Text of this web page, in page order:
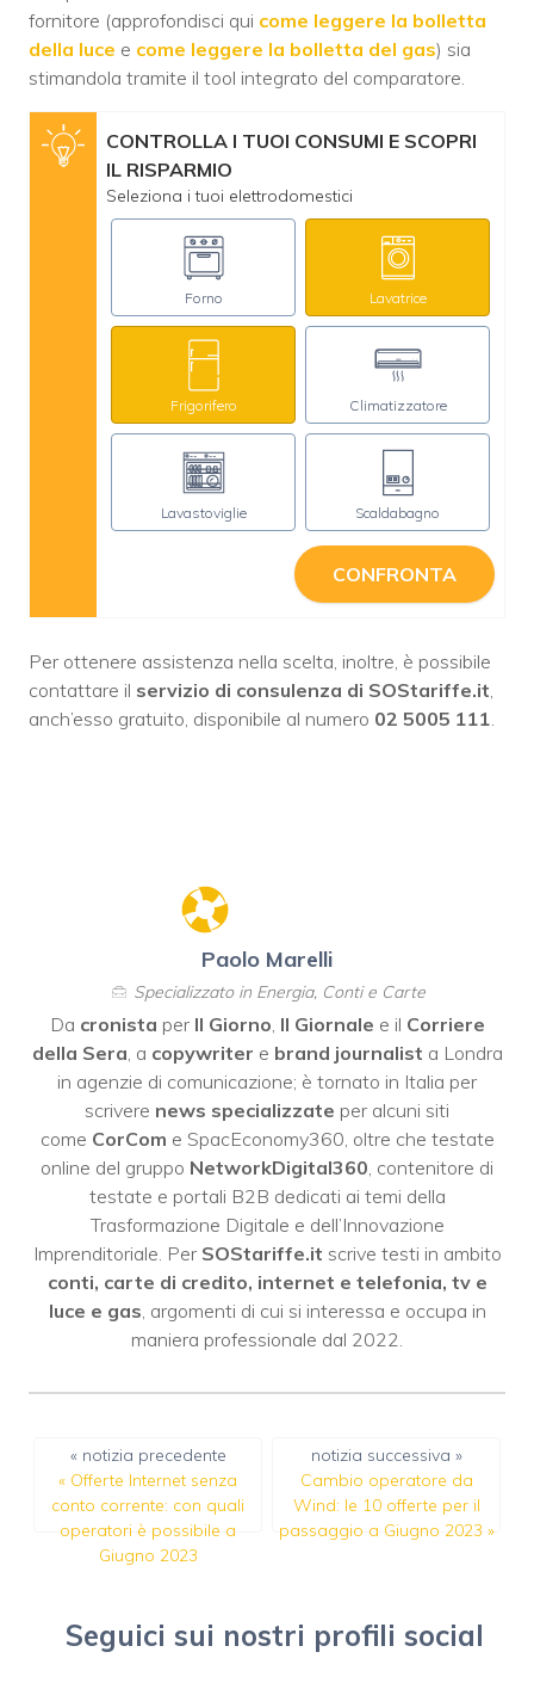
fornitore (approfondisci qui come leggere la bolletta
della luce e come leggere la bolletta del gas) sia
stimandola tramite il tool integrato del comparatore.
CONTROLLA I TUOI CONSUMI E SCOPRI
IL RISPARMIO
Seleziona i tuoi elettrodomestici
Forno Lavatrice
Frigorifero Climatizzatore
Lavastoviglie Scaldabagno
CONFRONTA
Per ottenere assistenza nella scelta, inoltre, è possibile
contattare il servizio di consulenza di SOStariffe.it
anch’esso gratuito, disponibile al numero 02 5005 111
Paolo Marelli
Specializzato in Energia, Conti e Carte
Da cronista per Il Giorno Il Giornale e il Corriere
della Sera , a copywriter e brand journalist a Londra
in agenzie di comunicazione; è tornato in Italia per
scrivere news specializzate per alcuni siti
come CorCom e SpacEconomy360, oltre che testate
online del gruppo NetworkDigital360 , contenitore di
testate e portali B2B dedicati ai temi della
Trasformazione Digitale e dell’Innovazione
Imprenditoriale. Per SOStariffe.it scrive testi in ambito
conti, carte di credito, internet e telefonia, tv e
luce e gas , argomenti di cui si interessa e occupa in
maniera professionale dal 2022.
« notizia precedente
« Offerte Internet senza
conto corrente: con quali
operatori è possibile a
Giugno 2023
notizia successiva »
Cambio operatore da
Wind: le 10 offerte per il
passaggio a Giugno 2023 »
Seguici sui nostri profili social